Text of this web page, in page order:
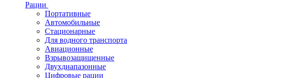
Рации
Портативные
Автомобильные
Стационарные
Для водного транспорта
Авиационные
Взрывозащищенные
Двухдиапазонные
Цифровые рации